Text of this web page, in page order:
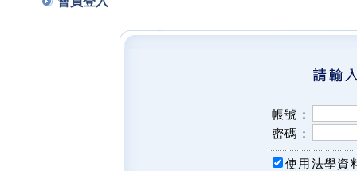
帳號：
密碼：
使用法學資